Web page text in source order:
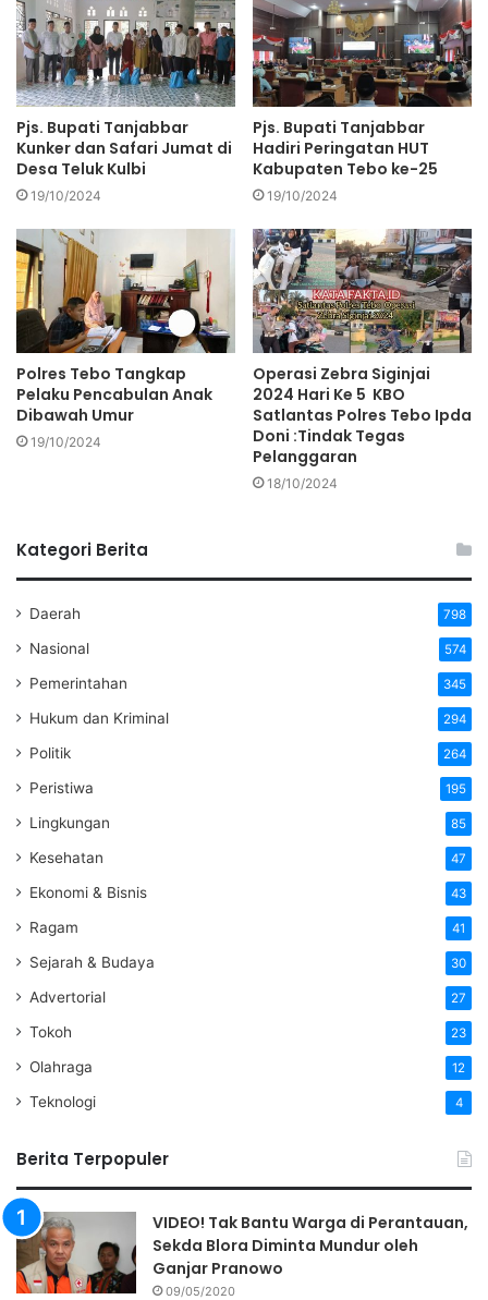
Pjs. Bupati Tanjabbar
Kunker dan Safari Jumat di
Desa Teluk Kulbi
19/10/2024
Pjs. Bupati Tanjabbar
Hadiri Peringatan HUT
Kabupaten Tebo ke-25
19/10/2024
Polres Tebo Tangkap
Pelaku Pencabulan Anak
Dibawah Umur
19/10/2024
Operasi Zebra Siginjai
2024 Hari Ke 5 KBO
Satlantas Polres Tebo Ipda
Doni :Tindak Tegas
Pelanggaran
18/10/2024
Kategori Berita
Daerah 798
Nasional 574
Pemerintahan 345
Hukum dan Kriminal 294
Politik 264
Peristiwa 195
Lingkungan 85
Kesehatan 47
Ekonomi & Bisnis 43
Ragam 41
Sejarah & Budaya 30
Advertorial 27
Tokoh 23
Olahraga 12
Teknologi 4
Berita Terpopuler
VIDEO! Tak Bantu Warga di Perantauan,
Sekda Blora Diminta Mundur oleh
Ganjar Pranowo
09/05/2020